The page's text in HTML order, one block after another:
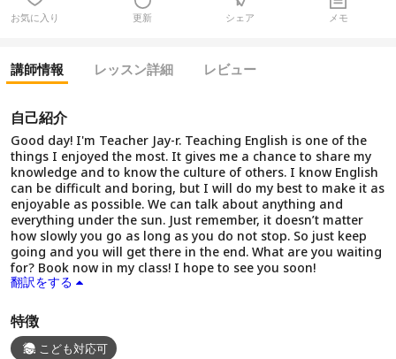
お気に入り 更新 シェア メモ
講師情報 レッスン詳細 レビュー
自己紹介
Good day! I'm Teacher Jay-r. Teaching English is one of the
things I enjoyed the most. It gives me a chance to share my
knowledge and to know the culture of others. I know English
can be difficult and boring, but I will do my best to make it as
enjoyable as possible. We can talk about anything and
everything under the sun. Just remember, it doesn’t matter
how slowly you go as long as you do not stop. So just keep
going and you will get there in the end. What are you waiting
for? Book now in my class! I hope to see you soon!
翻訳をする
特徴
こども対応可